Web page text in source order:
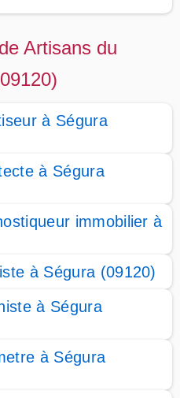
Artisans du
à Ségura
à Ségura
immobilier à
à Ségura (09120)
à Ségura
à Ségura